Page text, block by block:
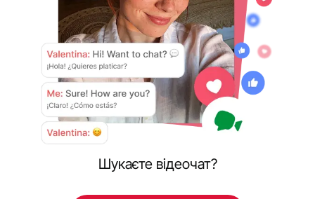
Шукаєте відеочат?